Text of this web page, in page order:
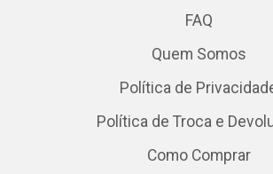
FAQ
Quem Somos
Política de
Política de Troca e
Como Comprar